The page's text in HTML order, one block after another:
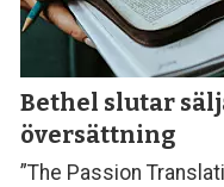
Bethel slutar
översättning
”The Passion